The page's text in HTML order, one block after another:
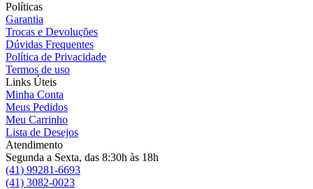
Políticas
Garantia
Trocas e Devoluções
Dúvidas Frequentes
Política de Privacidade
Termos de uso
Links Úteis
Minha Conta
Meus Pedidos
Meu Carrinho
Lista de Desejos
Atendimento
Segunda a Sexta, das 8:30h às 18h
(41) 99281-6693
(41) 3082-0023